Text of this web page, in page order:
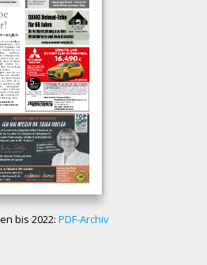
bis 2022: PDF-Archiv